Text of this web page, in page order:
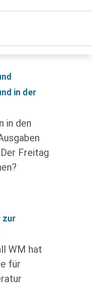
in der
in den
Freitag
zur
WM hat
für